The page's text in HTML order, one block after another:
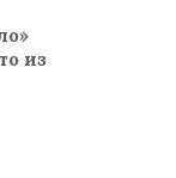
из